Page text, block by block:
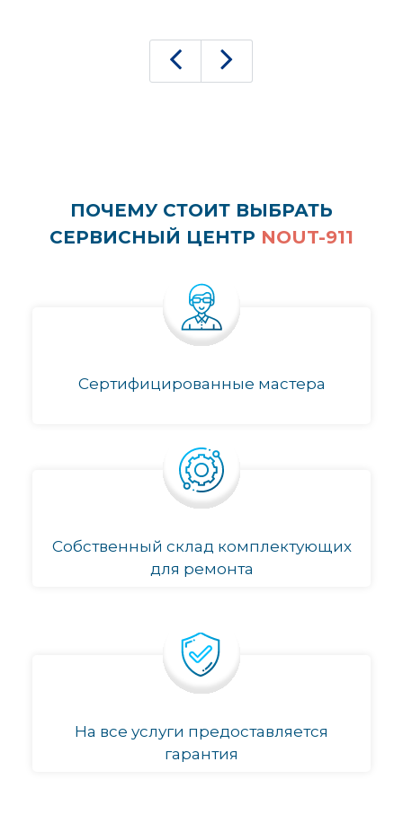
ПОЧЕМУ СТОИТ ВЫБРАТЬ
СЕРВИСНЫЙ ЦЕНТР NOUT-911
Сертифицированные мастера
Собственный склад комплектующих
для ремонта
На все услуги предоставляется
гарантия